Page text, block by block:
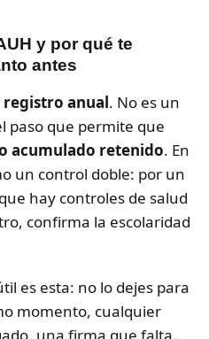
y por qué te
antes
registro anual. No es un
paso que permite que
acumulado retenido. En
un control doble: por un
hay controles de salud
confirma la escolaridad
es esta: no lo dejes para
momento, cualquier